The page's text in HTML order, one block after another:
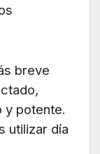
breve
y potente.
utilizar día